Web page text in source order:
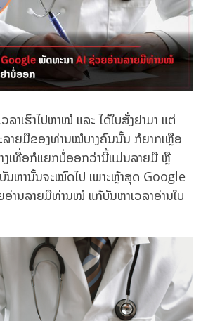
າເຮົາໄປຫາໝໍ ແລະ ໄດ້ໃບສັ່ງຢາມາ ແຕ່
ລາຍມືຂອງທ່ານໝໍບາງຄົນນັ້ນ ກໍຍາກເຫຼືອ
າງເທື່ອກໍແຍກບໍ່ອອກວ່ານີ້ແມ່ນລາຍມື ຫຼື
ນຫານັ້ນຈະໝົດໄປ ເພາະຫຼ້າສຸດ Google
ານລາຍມືທ່ານໝໍ ແກ້ບັນຫາເວລາອ່ານໃບ